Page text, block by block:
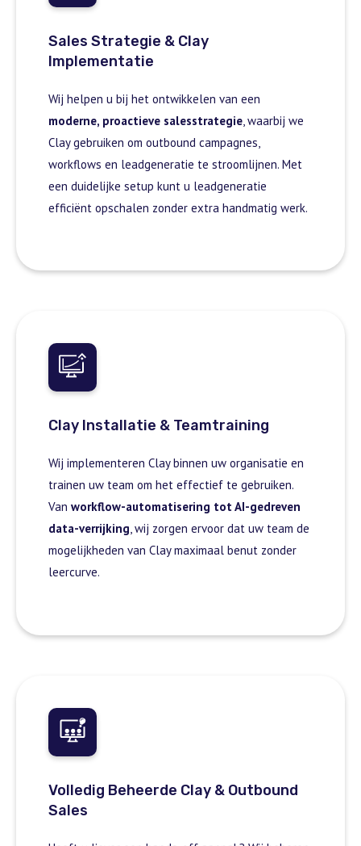
Sales Strategie & Clay
Implementatie
Wij helpen u bij het ontwikkelen van een
moderne, proactieve salesstrategie , waarbij we
Clay gebruiken om outbound campagnes,
workflows en leadgeneratie te stroomlijnen. Met
een duidelijke setup kunt u leadgeneratie
efficiënt opschalen zonder extra handmatig werk.
Clay Installatie & Teamtraining
Wij implementeren Clay binnen uw organisatie en
trainen uw team om het effectief te gebruiken.
Van workflow-automatisering tot AI-gedreven
data-verrijking, wij zorgen ervoor dat uw team de
mogelijkheden van Clay maximaal benut zonder
leercurve.
Volledig Beheerde Clay & Outbound
Sales